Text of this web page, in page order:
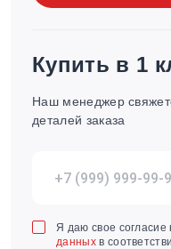
Купить в 1
Наш менеджер
деталей заказа
Я даю свое
данныхв